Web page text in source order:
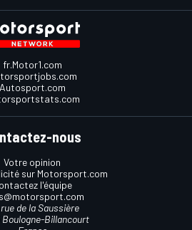
fr.Motor1.com
Autosport.com
nous
Votre opinion
sur Motorsport.com
l'équipe
de la Saussière
Boulogne-Billancourt